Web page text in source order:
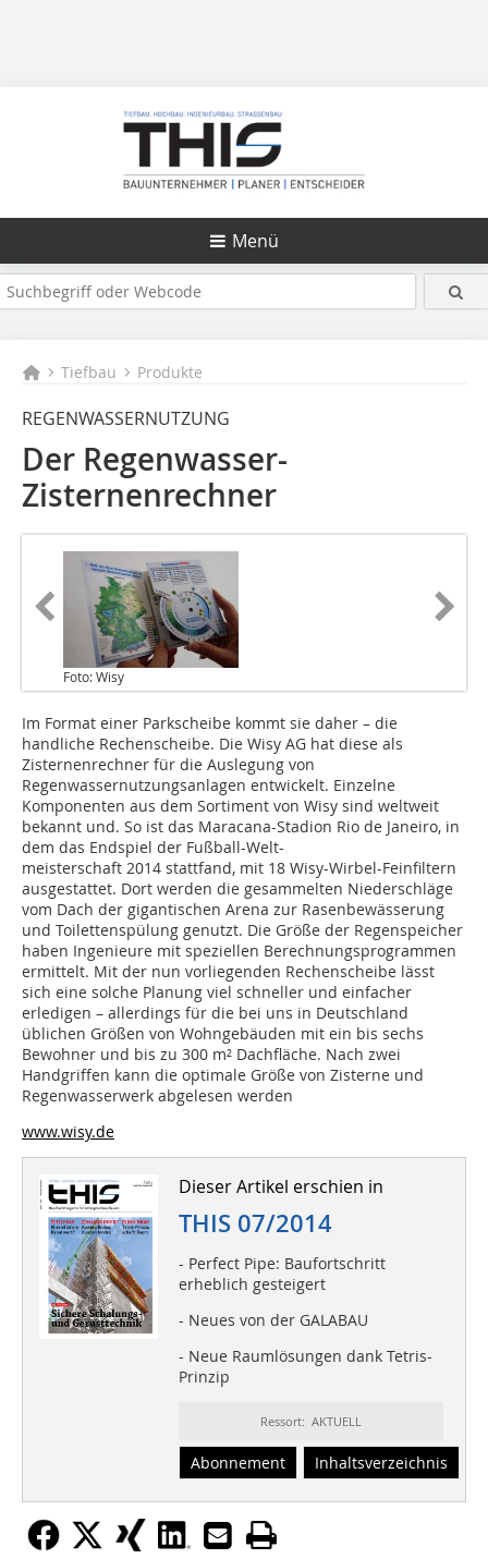
Menü
Tiefbau Produkte
REGENWASSERNUTZUNG
Der Regenwasser-
Zisternenrechner
Foto: Wisy
Im Format einer Parkscheibe kommt sie daher – die
handliche Rechenscheibe. Die Wisy AG hat diese als
Zisternenrechner für die Auslegung von
Regenwassernutzungsanlagen entwickelt. Einzelne
Komponenten aus dem Sortiment von Wisy sind weltweit
bekannt und. So ist das Maracana-Stadion Rio de Janeiro, in
dem das Endspiel der Fußball-Welt-
meisterschaft 2014 stattfand, mit 18 Wisy-Wirbel-Feinfiltern
ausgestattet. Dort werden die gesammelten Niederschläge
vom Dach der gigantischen Arena zur Rasenbewässerung
und Toilettenspülung genutzt. Die Größe der Regenspeicher
haben Ingenieure mit speziellen Berechnungsprogrammen
ermittelt. Mit der nun vorliegenden Rechenscheibe lässt
sich eine solche Planung viel schneller und einfacher
erledigen – allerdings für die bei uns in Deutschland
üblichen Größen von Wohngebäuden mit ein bis sechs
Bewohner und bis zu 300 m² Dachfläche. Nach zwei
Handgriffen kann die optimale Größe von Zisterne und
Regenwasserwerk abgelesen werden
www.wisy.de
Dieser Artikel erschien in
THIS 07/2014
- Perfect Pipe: Baufortschritt
erheblich gesteigert
- Neues von der GALABAU
- Neue Raumlösungen dank Tetris-
Prinzip
Ressort: AKTUELL
Abonnement Inhaltsverzeichnis